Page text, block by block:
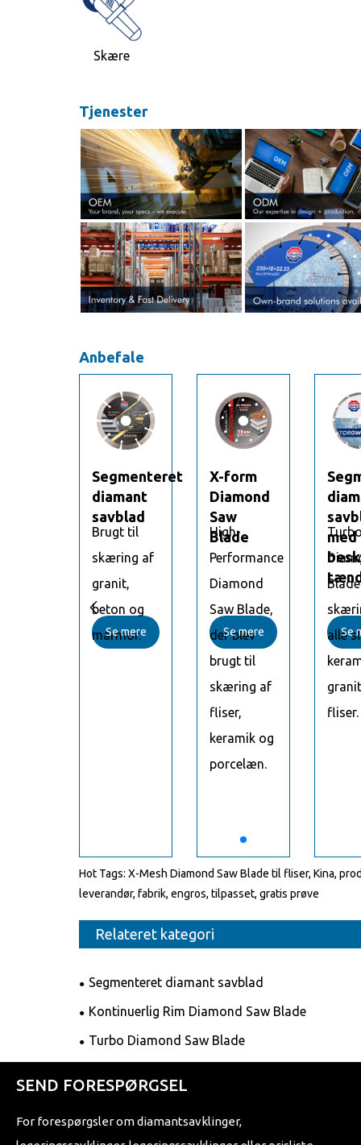
Skære
Tjenester
Anbefale
Segmenteret
diamant
savblad
Brugt til
skæring af
granit,
beton og
marmor.
Se mere
X-form
Diamond
Saw
Blade
High-
Performance
Diamond
Saw Blade,
der blev
brugt til
skæring af
fliser,
keramik og
porcelæn.
Se mere
med
alle
fliser.
Se

Hot Tags: X-Mesh Diamond Saw Blade til fliser, Kina,
leverandør, fabrik, engros, tilpasset, gratis prøve
Relateret kategori
Segmenteret diamant savblad
Kontinuerlig Rim Diamond Saw Blade
Turbo Diamond Saw Blade
SEND FORESPØRGSEL
For forespørgsler om diamantsavklinger,